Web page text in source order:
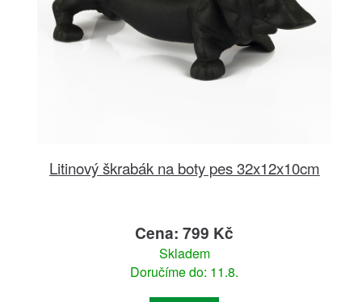
Litinový škrabák na boty pes 32x12x10cm
Cena: 799 Kč
Skladem
Doručíme do: 11.8.